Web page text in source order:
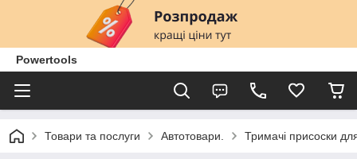
Powertools
Товари та послуги Автотовари. Тримачі присоски